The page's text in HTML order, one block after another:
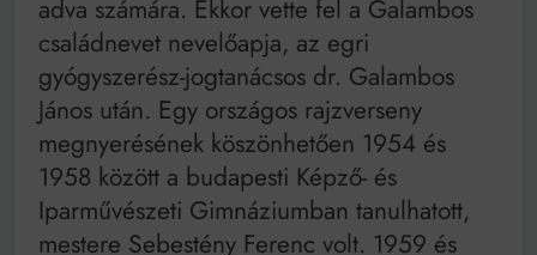
adva számára. Ekkor vette fel a Galambos
családnevet nevelőapja, az egri
gyógyszerész-jogtanácsos dr. Galambos
János után. Egy országos rajzverseny
megnyerésének köszönhetően 1954 és
1958 között a budapesti Képző- és
Iparművészeti Gimnáziumban tanulhatott,
mestere Sebestény Ferenc volt. 1959 és